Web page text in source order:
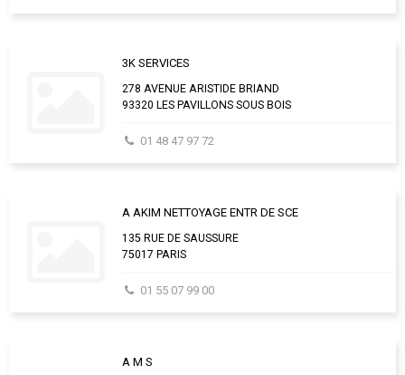
3K SERVICES
278 AVENUE ARISTIDE BRIAND
93320 LES PAVILLONS SOUS BOIS
01 48 47 97 72
A AKIM NETTOYAGE ENTR DE SCE
135 RUE DE SAUSSURE
75017 PARIS
01 55 07 99 00
A M S